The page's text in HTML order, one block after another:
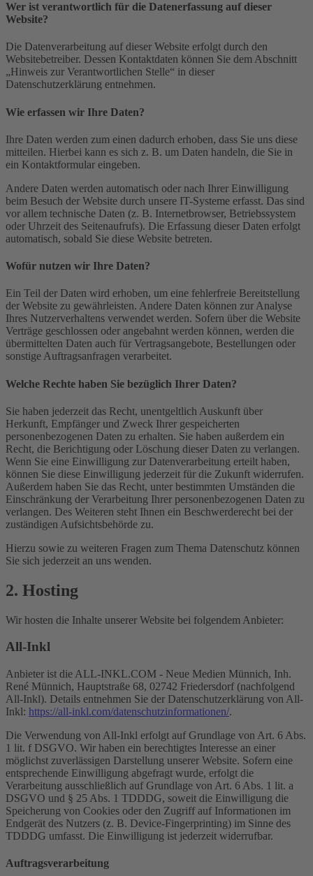
Wer ist verantwortlich für die Datenerfassung auf dieser
Website?
Die Datenverarbeitung auf dieser Website erfolgt durch den
Websitebetreiber. Dessen Kontaktdaten können Sie dem Abschnitt
„Hinweis zur Verantwortlichen Stelle“ in dieser
Datenschutzerklärung entnehmen.
Wie erfassen wir Ihre Daten?
Ihre Daten werden zum einen dadurch erhoben, dass Sie uns diese
mitteilen. Hierbei kann es sich z. B. um Daten handeln, die Sie in
ein Kontaktformular eingeben.
Andere Daten werden automatisch oder nach Ihrer Einwilligung
beim Besuch der Website durch unsere IT-Systeme erfasst. Das sind
vor allem technische Daten (z. B. Internetbrowser, Betriebssystem
oder Uhrzeit des Seitenaufrufs). Die Erfassung dieser Daten erfolgt
automatisch, sobald Sie diese Website betreten.
Wofür nutzen wir Ihre Daten?
Ein Teil der Daten wird erhoben, um eine fehlerfreie Bereitstellung
der Website zu gewährleisten. Andere Daten können zur Analyse
Ihres Nutzerverhaltens verwendet werden. Sofern über die Website
Verträge geschlossen oder angebahnt werden können, werden die
übermittelten Daten auch für Vertragsangebote, Bestellungen oder
sonstige Auftragsanfragen verarbeitet.
Welche Rechte haben Sie bezüglich Ihrer Daten?
Sie haben jederzeit das Recht, unentgeltlich Auskunft über
Herkunft, Empfänger und Zweck Ihrer gespeicherten
personenbezogenen Daten zu erhalten. Sie haben außerdem ein
Recht, die Berichtigung oder Löschung dieser Daten zu verlangen.
Wenn Sie eine Einwilligung zur Datenverarbeitung erteilt haben,
können Sie diese Einwilligung jederzeit für die Zukunft widerrufen.
Außerdem haben Sie das Recht, unter bestimmten Umständen die
Einschränkung der Verarbeitung Ihrer personenbezogenen Daten zu
verlangen. Des Weiteren steht Ihnen ein Beschwerderecht bei der
zuständigen Aufsichtsbehörde zu.
Hierzu sowie zu weiteren Fragen zum Thema Datenschutz können
Sie sich jederzeit an uns wenden.
2. Hosting
Wir hosten die Inhalte unserer Website bei folgendem Anbieter:
All-Inkl
Anbieter ist die ALL-INKL.COM - Neue Medien Münnich, Inh.
René Münnich, Hauptstraße 68, 02742 Friedersdorf (nachfolgend
All-Inkl). Details entnehmen Sie der Datenschutzerklärung von All-
Inkl: https://all-inkl.com/datenschutzinformationen/.
Die Verwendung von All-Inkl erfolgt auf Grundlage von Art. 6 Abs.
1 lit. f DSGVO. Wir haben ein berechtigtes Interesse an einer
möglichst zuverlässigen Darstellung unserer Website. Sofern eine
entsprechende Einwilligung abgefragt wurde, erfolgt die
Verarbeitung ausschließlich auf Grundlage von Art. 6 Abs. 1 lit. a
DSGVO und § 25 Abs. 1 TDDDG, soweit die Einwilligung die
Speicherung von Cookies oder den Zugriff auf Informationen im
Endgerät des Nutzers (z. B. Device-Fingerprinting) im Sinne des
TDDDG umfasst. Die Einwilligung ist jederzeit widerrufbar.
Auftragsverarbeitung